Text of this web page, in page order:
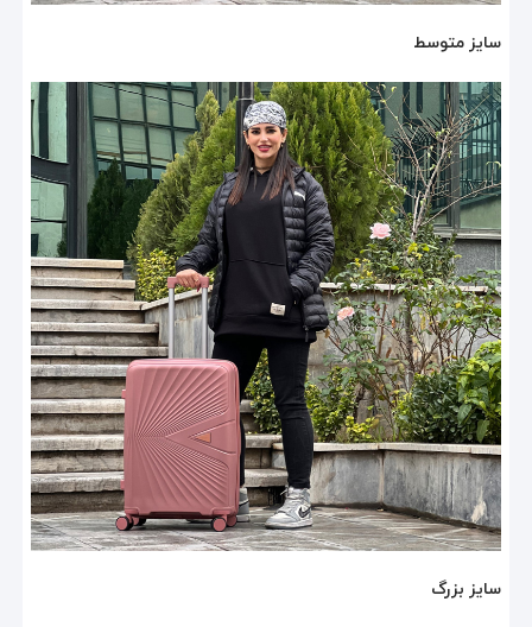
سایز متوسط
سایز بزرگ